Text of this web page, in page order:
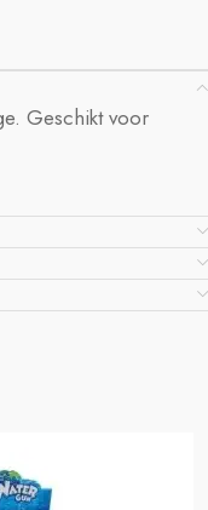
Geschikt voor